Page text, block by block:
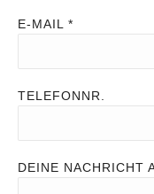
E-MAIL *
TELEFONNR.
DEINE NACHRICHT